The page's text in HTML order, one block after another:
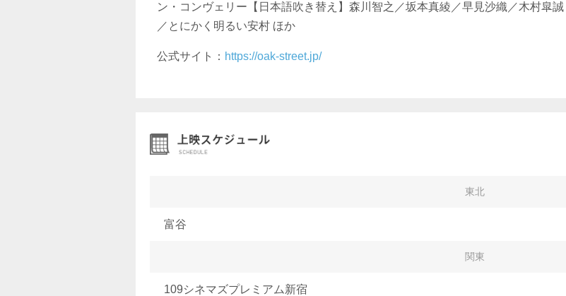
ン・コンヴェリー【日本語吹き替え】森川智之／坂本真綾／早見沙織／木村皐誠
／とにかく明るい安村 ほか
公式サイト： https://oak-street.jp/
東北
富谷
関東
109シネマズプレミアム新宿